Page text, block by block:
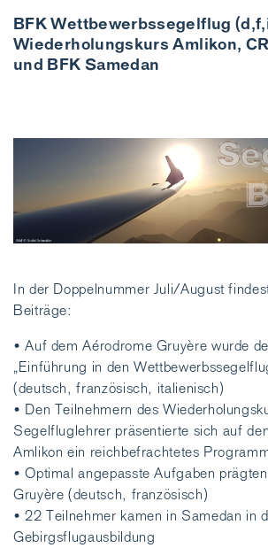
BFK Wettbewerbssegelflug
Wiederholungskurs Amlikon,
und BFK Samedan
In der Doppelnummer Juli/August
Beiträge:
• Auf dem Aérodrome Gruyère wurde
„Einführung in den
(deutsch, französisch, italienisch)
• Den Teilnehmern des
Segelfluglehrer präsentierte sich auf
Amlikon ein reichbefrachtetes
• Optimal angepasste Aufgaben
Gruyère (deutsch, französisch)
• 22 Teilnehmer kamen in Samedan in
Gebirgsflugausbildung